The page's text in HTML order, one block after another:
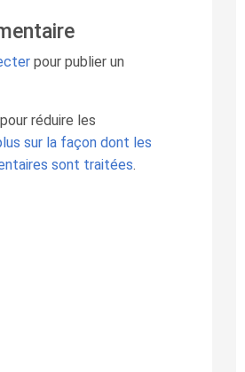
pour publier un
réduire les
sur la façon dont les
sont traitées.